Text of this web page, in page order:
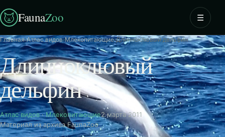
FaunaZoo ☰
Главная›Атлас видов›Млекопитающие›Длинноклювый дельфин
Длинноклювый
дельфин
Атлас видов·Млекопитающие2 марта 2011
Материал из архива FaunaZoo